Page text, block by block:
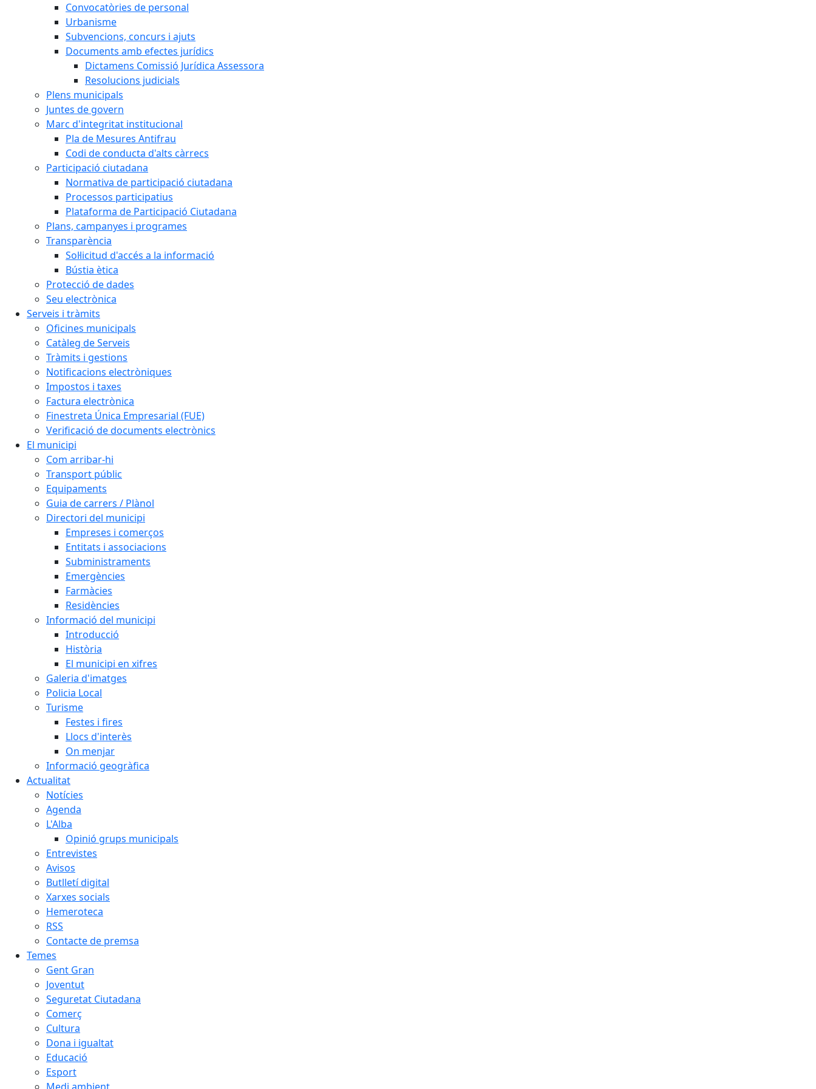
Convocatòries de personal
Urbanisme
Subvencions, concurs i ajuts
Documents amb efectes jurídics
Dictamens Comissió Jurídica Assessora
Resolucions judicials
Plens municipals
Juntes de govern
Marc d'integritat institucional
Pla de Mesures Antifrau
Codi de conducta d'alts càrrecs
Participació ciutadana
Normativa de participació ciutadana
Processos participatius
Plataforma de Participació Ciutadana
Plans, campanyes i programes
Transparència
Sol·licitud d'accés a la informació
Bústia ètica
Protecció de dades
Seu electrònica
Serveis i tràmits
Oficines municipals
Catàleg de Serveis
Tràmits i gestions
Notificacions electròniques
Impostos i taxes
Factura electrònica
Finestreta Única Empresarial (FUE)
Verificació de documents electrònics
El municipi
Com arribar-hi
Transport públic
Equipaments
Guia de carrers / Plànol
Directori del municipi
Empreses i comerços
Entitats i associacions
Subministraments
Emergències
Farmàcies
Residències
Informació del municipi
Introducció
Història
El municipi en xifres
Galeria d'imatges
Policia Local
Turisme
Festes i fires
Llocs d'interès
On menjar
Informació geogràfica
Actualitat
Notícies
Agenda
L'Alba
Opinió grups municipals
Entrevistes
Avisos
Butlletí digital
Xarxes socials
Hemeroteca
RSS
Contacte de premsa
Temes
Gent Gran
Joventut
Seguretat Ciutadana
Comerç
Cultura
Dona i igualtat
Educació
Esport